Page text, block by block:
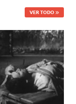
VER TODO